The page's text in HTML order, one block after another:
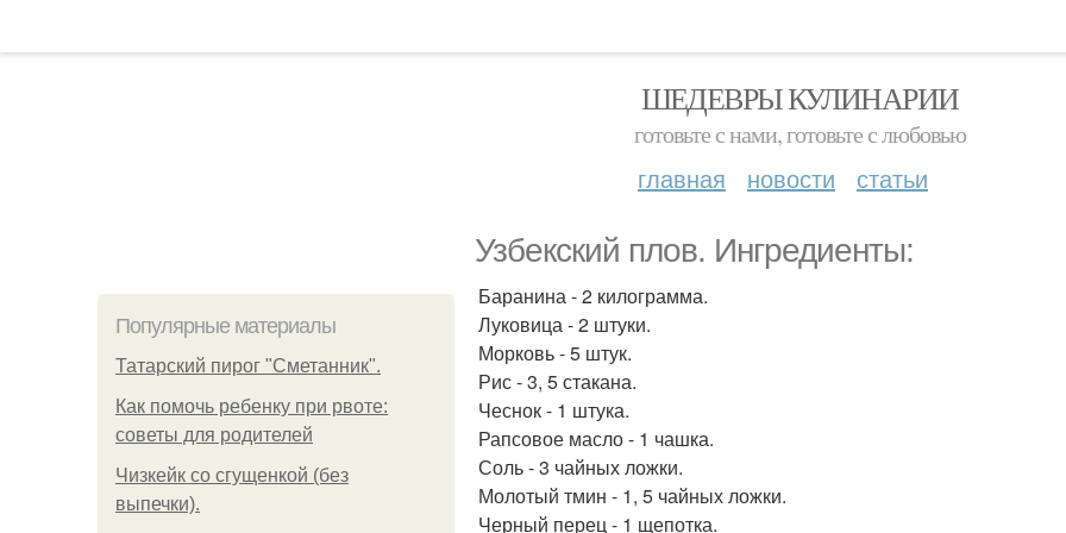
ШЕДЕВРЫ КУЛИНАРИИ
готовьте с нами, готовьте с любовью
главная новости статьи
Узбекский плов. Ингредиенты:
Популярные материалы
Татарский пирог "Сметанник".
Как помочь ребенку при рвоте:
советы для родителей
Чизкейк со сгущенкой (без
выпечки).
Баранина - 2 килограмма.
Луковица - 2 штуки.
Морковь - 5 штук.
Рис - 3, 5 стакана.
Чеснок - 1 штука.
Рапсовое масло - 1 чашка.
Соль - 3 чайных ложки.
Молотый тмин - 1, 5 чайных ложки.
Черный перец - 1 щепотка.